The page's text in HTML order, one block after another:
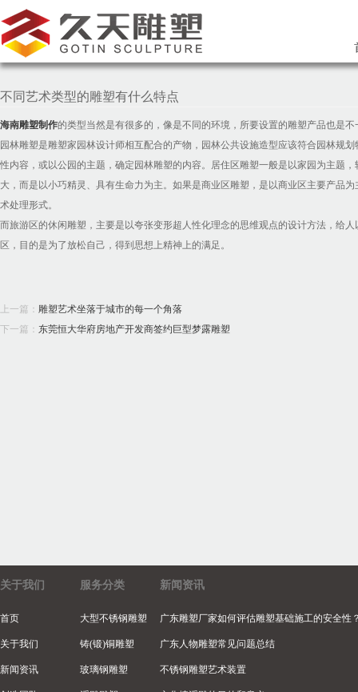
不同艺术类型的雕塑有什么特点
海南雕塑制作的类型当然是有很多的，像是不同的环境，所要设置的雕塑产品也是
园林雕塑是雕塑家园林设计师相互配合的产物，园林公共设施造型应该符合园林规
性内容，或以公园的主题，确定园林雕塑的内容。居住区雕塑一般是以家园为主题
大，而是以小巧精灵、具有生命力为主。如果是商业区雕塑，是以商业区主要产品
术处理形式。
而旅游区的休闲雕塑，主要是以夸张变形超人性化理念的思维观点的设计方法，给
区，目的是为了放松自己，得到思想上精神上的满足。
上一篇： 雕塑艺术坐落于城市的每一个角落
下一篇： 东莞恒大华府房地产开发商签约巨型梦露雕塑
关于我们
首页
关于我们
新闻资讯
服务分类
大型不锈钢雕塑
铸(锻)铜雕塑
玻璃钢雕塑
新闻资讯
广东雕塑厂家如何评估雕塑基础施工的安全性
广东人物雕塑常见问题总结
不锈钢雕塑艺术装置